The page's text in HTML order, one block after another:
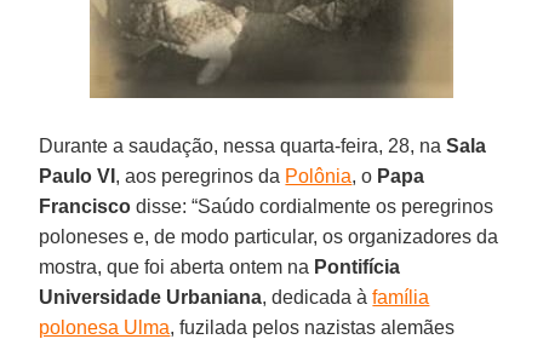
Durante a saudação, nessa quarta-feira, 28, naSala
Paulo VI , aos peregrinos da Polônia, o Papa
Francisco disse: “Saúdo cordialmente os peregrinos
poloneses e, de modo particular, os organizadores da
mostra, que foi aberta ontem na Pontifícia
Universidade Urbaniana, dedicada àfamília
polonesa Ulma, fuzilada pelos nazistas alemães